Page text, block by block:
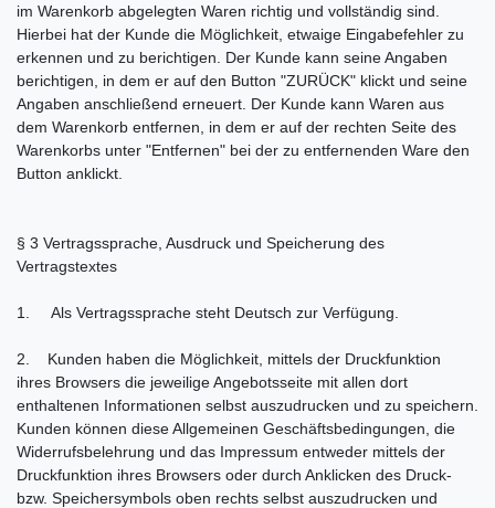
im Warenkorb abgelegten Waren richtig und vollständig sind.
Hierbei hat der Kunde die Möglichkeit, etwaige Eingabefehler zu
erkennen und zu berichtigen. Der Kunde kann seine Angaben
berichtigen, in dem er auf den Button "ZURÜCK" klickt und seine
Angaben anschließend erneuert. Der Kunde kann Waren aus
dem Warenkorb entfernen, in dem er auf der rechten Seite des
Warenkorbs unter "Entfernen" bei der zu entfernenden Ware den
Button anklickt.
§ 3 Vertragssprache, Ausdruck und Speicherung des
Vertragstextes
1. Als Vertragssprache steht Deutsch zur Verfügung.
2. Kunden haben die Möglichkeit, mittels der Druckfunktion
ihres Browsers die jeweilige Angebotsseite mit allen dort
enthaltenen Informationen selbst auszudrucken und zu speichern.
Kunden können diese Allgemeinen Geschäftsbedingungen, die
Widerrufsbelehrung und das Impressum entweder mittels der
Druckfunktion ihres Browsers oder durch Anklicken des Druck-
bzw. Speichersymbols oben rechts selbst auszudrucken und